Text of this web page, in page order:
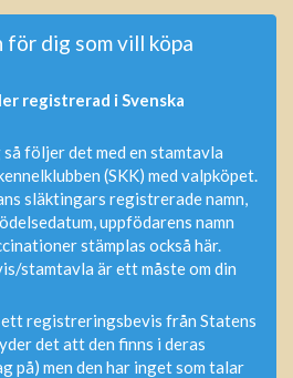
dig som vill köpa
registrerad i Svenska
följer det med en stamtavla
(SKK) med valpköpet.
släktingars registrerade namn,
uppfödarens namn
stämplas också här.
stamtavla är ett måste om din
ett registreringsbevis från Statens
det att den finns i deras
på) men den har inget som talar